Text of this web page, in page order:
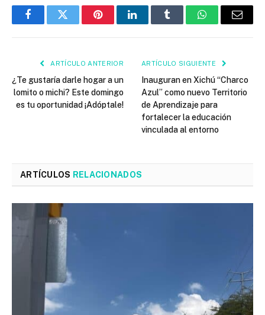
FacebookTwitter PinterestLinkedInTumblr WhatsAppEmail
ARTÍCULO ANTERIOR
¿Te gustaría darle hogar a un
lomito o michi? Este domingo
es tu oportunidad ¡Adóptale!
ARTÍCULO SIGUIENTE
Inauguran en Xichú “Charco
Azul” como nuevo Territorio
de Aprendizaje para
fortalecer la educación
vinculada al entorno
ARTÍCULOS RELACIONADOS